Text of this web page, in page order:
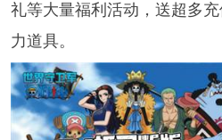
礼等大量福利活动，送超多
力道具。